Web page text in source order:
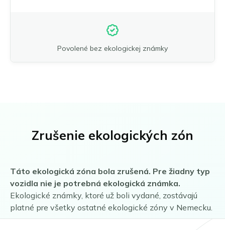
Povolené bez ekologickej známky
Zrušenie ekologických zón
Táto ekologická zóna bola zrušená. Pre žiadny typ
vozidla nie je potrebná ekologická známka.
Ekologické známky, ktoré už boli vydané, zostávajú
platné pre všetky ostatné ekologické zóny v Nemecku.